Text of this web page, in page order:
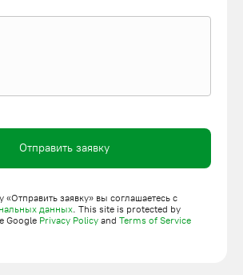
заказы на изготовление по
заказчика в Новосибирске,
наладку. Оставить заявку можно на
менеджерам по телефону.
Отправить заявку
заявку» вы соглашаетесь с
данных. This site is protected by
Google Privacy Policy and Terms of Service